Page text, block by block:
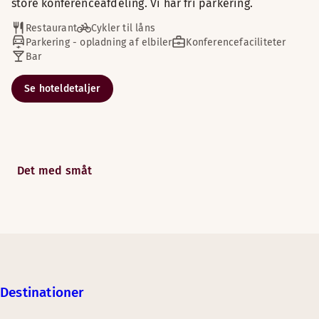
store konferenceafdeling. Vi har fri parkering.
Restaurant
Cykler til låns
Parkering - opladning af elbiler
Konferencefaciliteter
Bar
Se hoteldetaljer
Det med småt
Destinationer